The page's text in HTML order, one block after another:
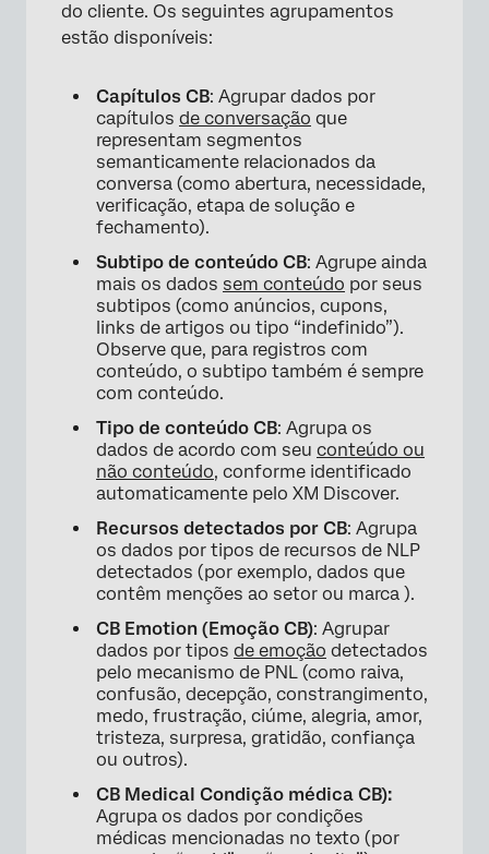
do cliente. Os seguintes agrupamentos
estão disponíveis:
Capítulos CB: Agrupar dados por
capítulos de conversação que
representam segmentos
semanticamente relacionados da
conversa (como abertura, necessidade,
verificação, etapa de solução e
fechamento).
Subtipo de conteúdo CB: Agrupe ainda
mais os dados sem conteúdo por seus
subtipos (como anúncios, cupons,
links de artigos ou tipo “indefinido”).
Observe que, para registros com
conteúdo, o subtipo também é sempre
com conteúdo.
Tipo de conteúdo CB: Agrupa os
dados de acordo com seu conteúdo ou
não conteúdo, conforme identificado
automaticamente pelo XM Discover.
Recursos detectados por CB: Agrupa
os dados por tipos de recursos de NLP
detectados (por exemplo, dados que
contêm menções ao setor ou marca ).
CB Emotion (Emoção CB): Agrupar
dados por tipos de emoção detectados
pelo mecanismo de PNL (como raiva,
confusão, decepção, constrangimento,
medo, frustração, ciúme, alegria, amor,
tristeza, surpresa, gratidão, confiança
ou outros).
CB Medical Condição médica CB):
Agrupa os dados por condições
médicas mencionadas no texto (por